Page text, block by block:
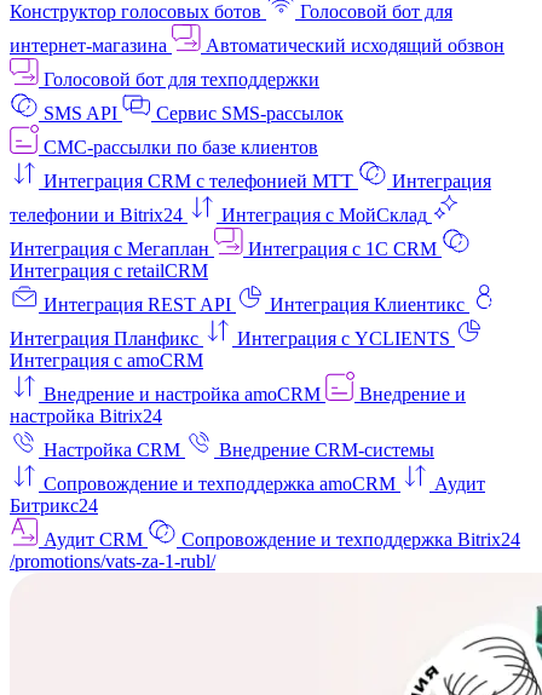
Конструктор голосовых ботов
Голосовой бот для
интернет‑магазина
Автоматический исходящий обзвон
Голосовой бот для техподдержки
SMS API
Сервис SMS-рассылок
СМС-рассылки по базе клиентов
Интеграция CRM с телефонией МТТ
Интеграция
телефонии и Bitrix24
Интеграция с МойСклад
Интеграция с Мегаплан
Интеграция с 1C CRM
Интеграция с retailCRM
Интеграция REST API
Интеграция Клиентикс
Интеграция Планфикс
Интеграция с YCLIENTS
Интеграция с amoCRM
Внедрение и настройка amoCRM
Внедрение и
настройка Bitrix24
Настройка CRM
Внедрение CRM-системы
Сопровождение и техподдержка amoCRM
Аудит
Битрикс24
Аудит CRM
Сопровождение и техподдержка Bitrix24
/promotions/vats-za-1-rubl/